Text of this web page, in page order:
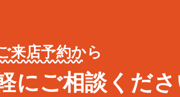
来店予約から
にご相談くださ